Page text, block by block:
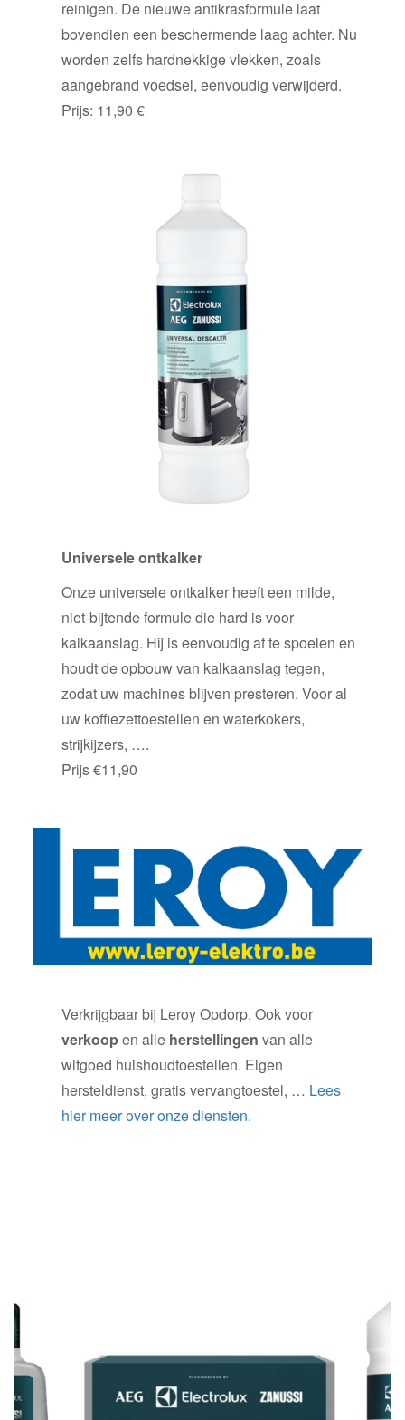
reinigen. De nieuwe antikrasformule laat
bovendien een beschermende laag achter. Nu
worden zelfs hardnekkige vlekken, zoals
aangebrand voedsel, eenvoudig verwijderd.
Prijs: 11,90 €
Universele ontkalker
Onze universele ontkalker heeft een milde,
niet-bijtende formule die hard is voor
kalkaanslag. Hij is eenvoudig af te spoelen en
houdt de opbouw van kalkaanslag tegen,
zodat uw machines blijven presteren. Voor al
uw koffiezettoestellen en waterkokers,
strijkijzers, ….
Prijs €11,90
Verkrijgbaar bij Leroy Opdorp. Ook voor
verkoopen alle herstellingen van alle
witgoed huishoudtoestellen. Eigen
hersteldienst, gratis vervangtoestel, … Lees
hier meer over onze diensten.